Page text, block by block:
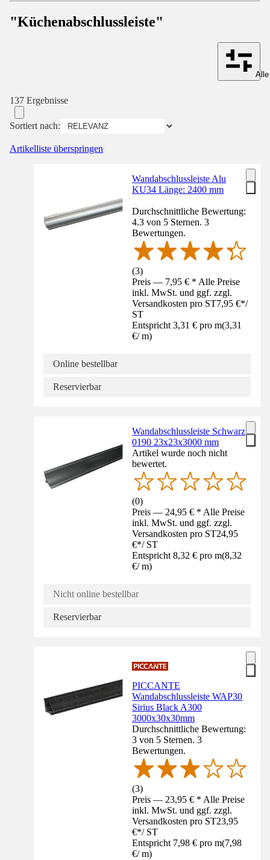
"Küchenabschlussleiste"
137 Ergebnisse
Sortiert nach:
Artikelliste überspringen
Wandabschlussleiste Alu
KU34 Länge: 2400 mm
Durchschnittliche Bewertung:
4.3 von 5 Sternen. 3
Bewertungen.
(3)
Preis — 7,95 € * Alle Preise
inkl. MwSt. und ggf. zzgl.
Versandkosten pro ST7,95 €*/
ST
Entspricht 3,31 € pro m(3,31
€/ m)
Online bestellbar
Reservierbar
Wandabschlussleiste Schwarz
0190 23x23x3000 mm
Artikel wurde noch nicht
bewertet.
(0)
Preis — 24,95 € * Alle Preise
inkl. MwSt. und ggf. zzgl.
Versandkosten pro ST24,95
€*/ ST
Entspricht 8,32 € pro m(8,32
€/ m)
Nicht online bestellbar
Reservierbar
PICCANTE
Wandabschlussleiste WAP30
Sirius Black A300
3000x30x30mm
Durchschnittliche Bewertung:
3 von 5 Sternen. 3
Bewertungen.
(3)
Preis — 23,95 € * Alle Preise
inkl. MwSt. und ggf. zzgl.
Versandkosten pro ST23,95
€*/ ST
Entspricht 7,98 € pro m(7,98
€/ m)